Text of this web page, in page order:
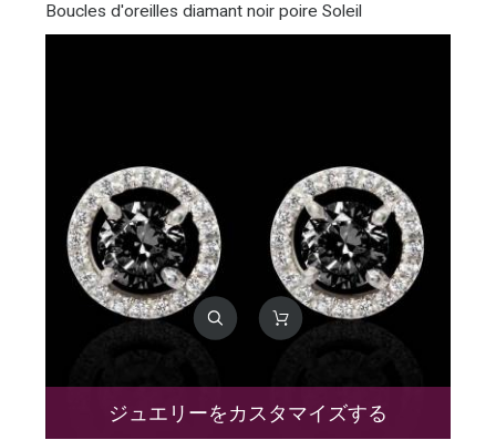
Boucles d'oreilles diamant noir poire Soleil
ジュエリーをカスタマイズする